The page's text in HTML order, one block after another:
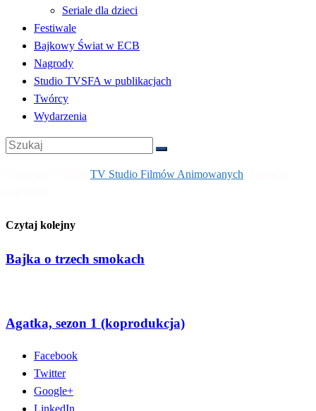
Seriale dla dzieci
Festiwale
Bajkowy Świat w ECB
Nagrody
Studio TVSFA w publikacjach
Twórcy
Wydarzenia
TV Studio Filmów Animowanych
Czytaj kolejny
Bajka o trzech smokach
Agatka, sezon 1 (koprodukcja)
Facebook
Twitter
Google+
LinkedIn